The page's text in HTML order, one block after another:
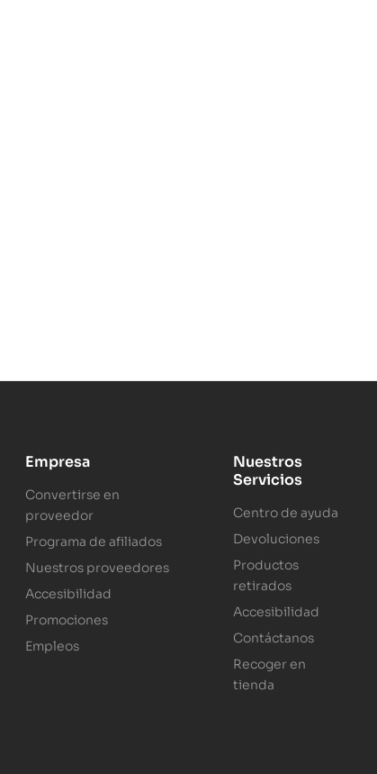
Empresa
Convertirse en
proveedor
Programa de afiliados
Nuestros proveedores
Accesibilidad
Promociones
Empleos
Nuestros
Servicios
Centro de ayuda
Devoluciones
Productos
retirados
Accesibilidad
Contáctanos
Recoger en
tienda